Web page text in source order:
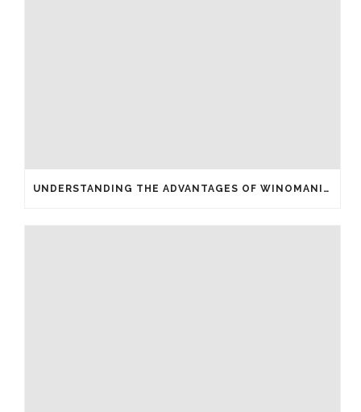
UNDERSTANDING THE ADVANTAGES OF WINOMANIA CASINO FREE SPINS